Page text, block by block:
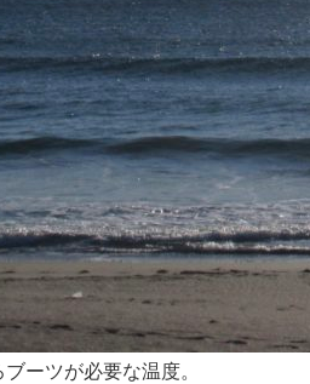
ーツが必要な温度。